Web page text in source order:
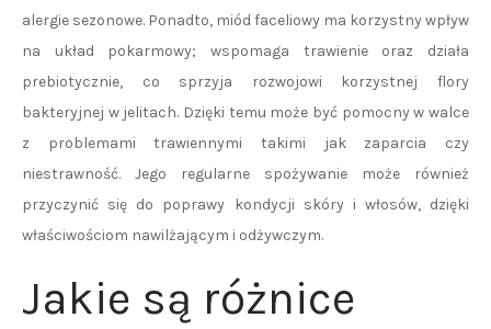
alergie sezonowe. Ponadto, miód faceliowy ma korzystny wpływ
na układ pokarmowy; wspomaga trawienie oraz działa
prebiotycznie, co sprzyja rozwojowi korzystnej flory
bakteryjnej w jelitach. Dzięki temu może być pomocny w walce
z problemami trawiennymi takimi jak zaparcia czy
niestrawność. Jego regularne spożywanie może również
przyczynić się do poprawy kondycji skóry i włosów, dzięki
właściwościom nawilżającym i odżywczym.
Jakie są różnice